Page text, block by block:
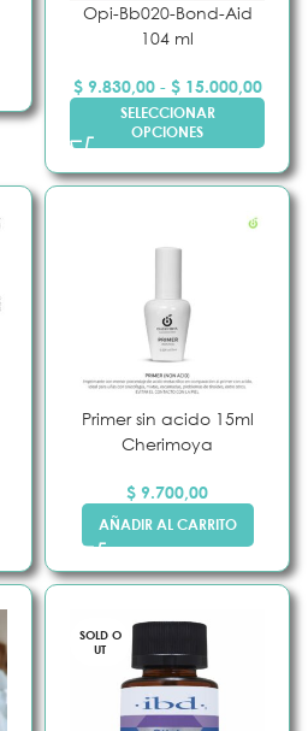
Opi-Bb020-Bond-Aid
104 ml
$9.830,00 - $15.000,00
SELECCIONAR
OPCIONES
Primer sin acido 15ml
Cherimoya
$ 9.700,00
AÑADIR AL CARRITO
SOLD O
UT